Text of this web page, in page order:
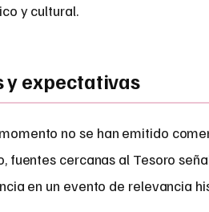
y cultural.
y expectativas
no se han emitido
fuentes cercanas al Tesoro
en un evento de relevancia